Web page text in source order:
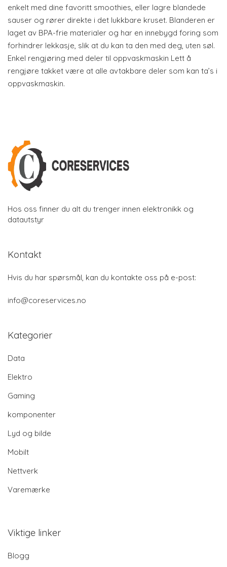
enkelt med dine favoritt smoothies, eller lagre blandede
sauser og rører direkte i det lukkbare kruset. Blanderen er
laget av BPA-frie materialer og har en innebygd foring som
forhindrer lekkasje, slik at du kan ta den med deg, uten søl.
Enkel rengjøring med deler til oppvaskmaskin Lett å
rengjøre takket være at alle avtakbare deler som kan ta’s i
oppvaskmaskin.
Hos oss finner du alt du trenger innen elektronikk og
datautstyr
Kontakt
Hvis du har spørsmål, kan du kontakte oss på e-post:
info@coreservices.no
Kategorier
Data
Elektro
Gaming
komponenter
Lyd og bilde
Mobilt
Nettverk
Varemærke
Viktige linker
Blogg